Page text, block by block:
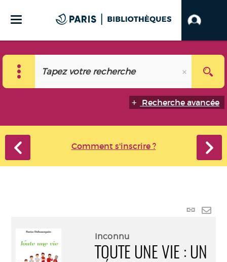
Recherche avancée
Comment s'inscrire ?
Lien
mail
Inconnu
TOUTE UNE VIE : UN